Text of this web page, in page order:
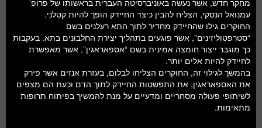
מחקר חדש, אשר נעשה באוניברסיטה העברית בראשותו של פרופ’
עמנואל הנסקי, הצליח להבין כיצד החיידק הופך להיות קטלני.
החוקרים גילו שהחיידק מחדיר לתוך התא רעלנים בשם
“סטרפטוליזינים”, אשר פוגעים בתהליך יצירת החלבונים בתא. בעקבות
כך מוגבר ייצור חומצה אמינית בשם “אספאראגין”, אשר מאפשרת
לחיידק להיות אלים יותר.
בהמשך לגילוי זה, החוקרים הצליחו לבלום, בעזרת אנזים אשר פירק
את האספאראגין, את התפשטות החיידק לתוך הדם וכעת הם מצפים
לשיתופי פעולה מסחריים ומדעיים על מנת להמשיך בפיתוח תרופות
מתאימות.